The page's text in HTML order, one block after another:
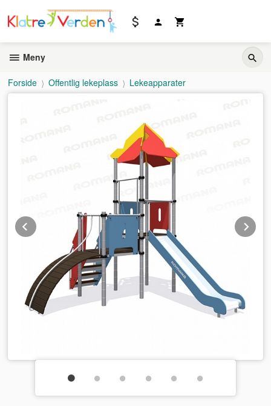
innholdet
Meny
Forside Offentlig lekeplass Lekeapparater
Prev